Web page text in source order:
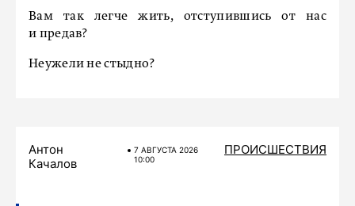
Вам так легче жить, отступившись от нас
и предав?
Неужели не стыдно?
Антон
Качалов
7 АВГУСТА 2026
10:00
ПРОИСШЕСТВИЯ